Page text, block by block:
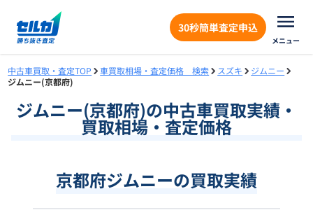
30秒簡単査定申込
メニュー
中古車買取・査定TOP 車買取相場・査定価格 検索 スズキ
ジムニー
ジムニー(京都府)
ジムニー(京都府)の中古車買取実績・
買取相場・査定価格
京都府ジムニーの買取実績